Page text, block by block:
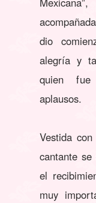
dio
alegría y
quien
aplausos.
Vestida
cantante
el
muy